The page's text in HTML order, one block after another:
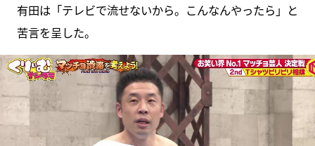
有田は「テレビで流せないから。こんなんやったら」と
苦言を呈した。